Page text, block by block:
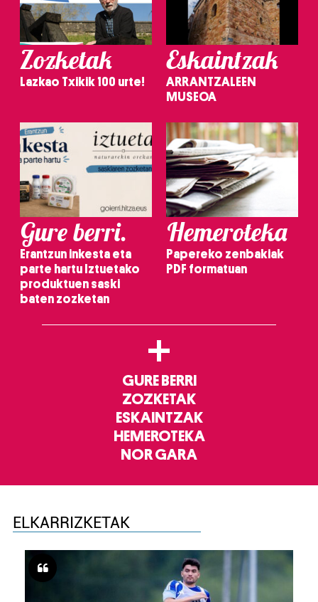
Zozketak
Lazkao Txikik 100 urte!
Eskaintzak
ARRANTZALEEN
MUSEOA
Gure berri.
Erantzun inkesta eta
parte hartu Iztuetako
produktuen saski
baten zozketan
Hemeroteka
Papereko zenbakiak
PDF formatuan
+
GURE BERRI
ZOZKETAK
ESKAINTZAK
HEMEROTEKA
NOR GARA
ELKARRIZKETAK